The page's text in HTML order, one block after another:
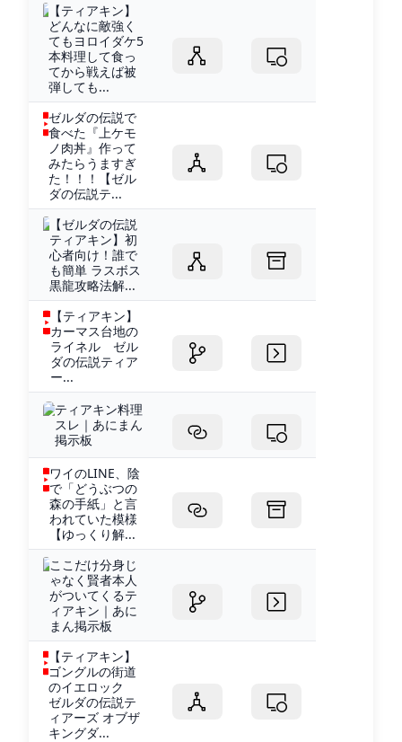
【ティアキン】
どんなに敵強く
てもヨロイダケ5
本料理して食っ
てから戦えば被
弾しても...
ゼルダの伝説で
食べた『上ケモ
ノ肉丼』作って
みたらうますぎ
た！！！【ゼル
ダの伝説テ...
【ゼルダの伝説
ティアキン】初
心者向け！誰で
も簡単 ラスボス
黒龍攻略法解...
【ティアキン】
カーマス台地の
ライネル ゼル
ダの伝説ティア
ー...
ティアキン料理
スレ｜あにまん
掲示板
ワイのLINE、陰
で「どうぶつの
森の手紙」と言
われていた模様
【ゆっくり解...
ここだけ分身じ
ゃなく賢者本人
がついてくるテ
ィアキン｜あに
まん掲示板
【ティアキン】
ゴングルの街道
のイエロック
ゼルダの伝説テ
ィアーズ オブザ
キングダ...